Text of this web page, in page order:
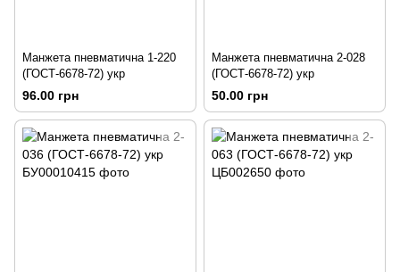
Манжета пневматична 1-220
(ГОСТ-6678-72) укр
96.00 грн
Манжета пневматична 2-028
(ГОСТ-6678-72) укр
50.00 грн